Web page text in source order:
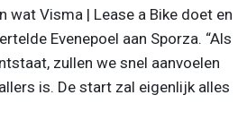
wat Visma | Lease a Bike doet en
Evenepoel aan Sporza. “Als
zullen we snel aanvoelen
is. De start zal eigenlijk alles